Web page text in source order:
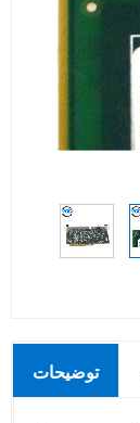
توضیحات